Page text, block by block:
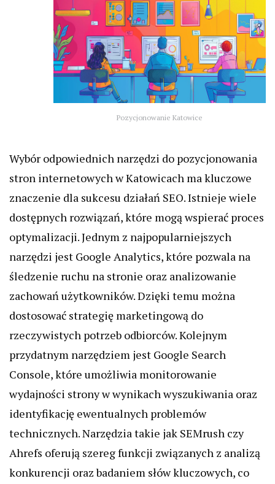
Pozycjonowanie Katowice
Wybór odpowiednich narzędzi do pozycjonowania
stron internetowych w Katowicach ma kluczowe
znaczenie dla sukcesu działań SEO. Istnieje wiele
dostępnych rozwiązań, które mogą wspierać proces
optymalizacji. Jednym z najpopularniejszych
narzędzi jest Google Analytics, które pozwala na
śledzenie ruchu na stronie oraz analizowanie
zachowań użytkowników. Dzięki temu można
dostosować strategię marketingową do
rzeczywistych potrzeb odbiorców. Kolejnym
przydatnym narzędziem jest Google Search
Console, które umożliwia monitorowanie
wydajności strony w wynikach wyszukiwania oraz
identyfikację ewentualnych problemów
technicznych. Narzędzia takie jak SEMrush czy
Ahrefs oferują szereg funkcji związanych z analizą
konkurencji oraz badaniem słów kluczowych, co